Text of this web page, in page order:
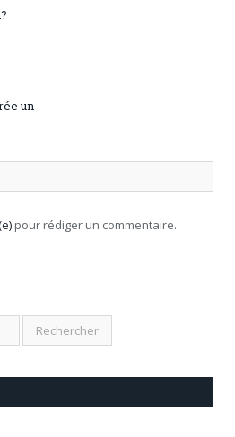
un
pour rédiger un commentaire.